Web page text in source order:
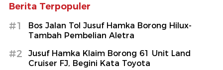
Berita Terpopuler
#1
Bos Jalan Tol Jusuf Hamka Borong Hilux-
Tambah Pembelian Aletra
#2
Jusuf Hamka Klaim Borong 61 Unit Land
Cruiser FJ, Begini Kata Toyota